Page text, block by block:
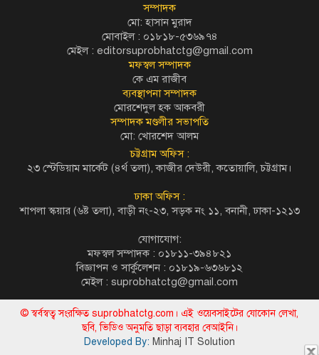
সম্পাদক
মো: হাসান মুরাদ
মোবাইল : ০১৮১৮-৫৩৬৯৭৪
মেইল : editorsuprobhatctg@gmail.com
মফস্বল সম্পাদক
কে এম রাজীব
ব্যবস্থাপনা সম্পাদক
মোরশেদুল হক আকবরী
সম্পাদক মণ্ডলীর সভাপতি
মো: খোরশেদ আলম
চট্টগ্রাম অফিস :
২৩ স্টেডিয়াম মার্কেট (৪র্থ তলা), কাজীর দেউরী, কতোয়ালি, চট্টগ্রাম।
ঢাকা অফিস :
শাপলা স্কয়ার (৬ষ্ট তলা), বাড়ী নং-২৩, সড়ক নং ১১, বনানী, ঢাকা-১২১৩
যোগাযোগ:
মফস্বল সম্পাদক : ০১৮১১-৩৯৪৮২১
বিজ্ঞাপন ও সার্কুলেশন : ০১৮১৯-৬৩৬৮১২
মেইল : suprobhatctg@gmail.com
© স্বর্বস্বত্ব সংরক্ষিত suprobhatctg.com। এই ওয়েবসাইটের যোকোন লেখা,
ছবি, ভিডিও অনুমতি ছাড়া ব্যবহার বেআইনি।
Developed By: Minhaj IT Solution